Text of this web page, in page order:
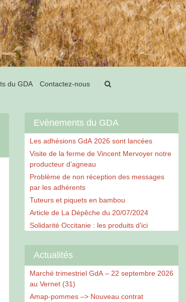
du GDA Contactez-nous
Evènements du GDA
Les adhésions GdA 2026 sont lancées
Visite de la ferme de Vincent Mervoyer notre
producteur d’agneau
Problème de non réception des messages
par les adhérents
Tuteurs et piquets en bambou
Article de La Dépêche du 20/07/2024
Solidarité Occitanie : les produits d’ici
Actualités
Marché trimestriel GdA – 22 septembre 2026
au Vernet (31)
Amap-pommes –> Nouveau contrat